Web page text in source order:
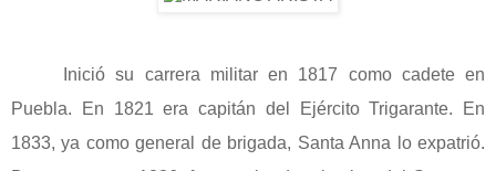
Inició su carrera militar en 1817 como cadete en
Puebla. En 1821 era capitán del Ejército Trigarante. En
1833, ya como general de brigada, Santa Anna lo expatrió.